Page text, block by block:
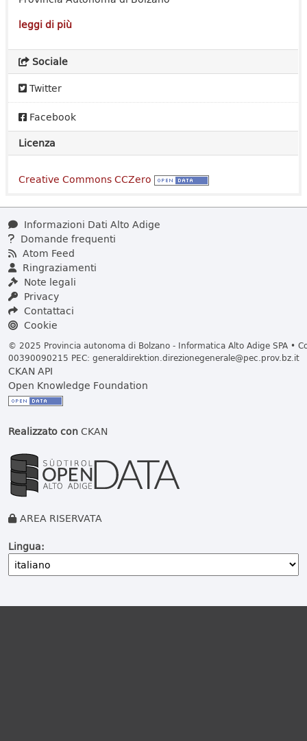
leggi di più
Sociale
Twitter
Facebook
Licenza
Creative Commons CCZero
Informazioni Dati Alto Adige
Domande frequenti
Atom Feed
Ringraziamenti
Note legali
Privacy
Contattaci
Cookie
© 2025 Provincia autonoma di Bolzano - Informatica Alto Adige SPA •
00390090215 PEC: generaldirektion.direzionegenerale@pec.prov.bz.it
CKAN API
Open Knowledge Foundation
Realizzato conCKAN
AREA RISERVATA
Lingua